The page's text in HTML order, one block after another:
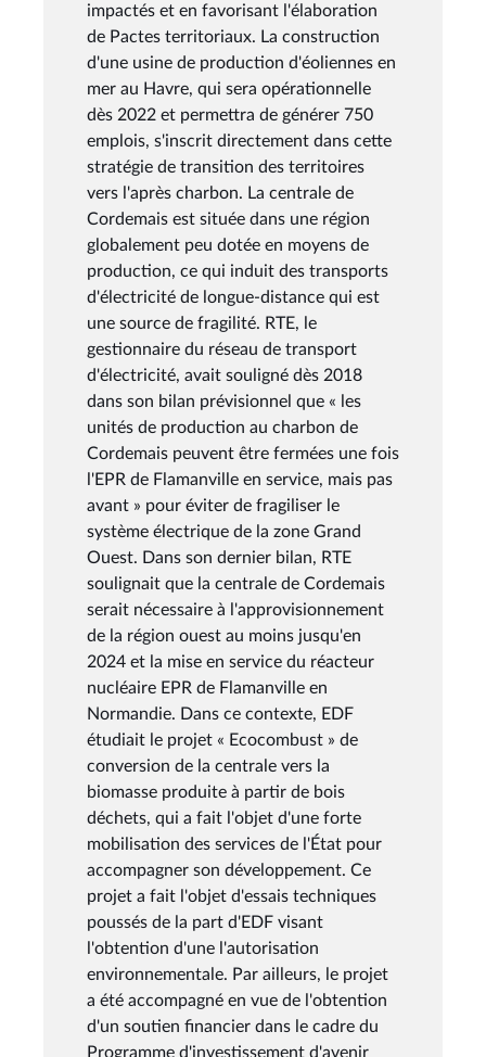
impactés et en favorisant l'élaboration
de Pactes territoriaux. La construction
d'une usine de production d'éoliennes en
mer au Havre, qui sera opérationnelle
dès 2022 et permettra de générer 750
emplois, s'inscrit directement dans cette
stratégie de transition des territoires
vers l'après charbon. La centrale de
Cordemais est située dans une région
globalement peu dotée en moyens de
production, ce qui induit des transports
d'électricité de longue-distance qui est
une source de fragilité. RTE, le
gestionnaire du réseau de transport
d'électricité, avait souligné dès 2018
dans son bilan prévisionnel que « les
unités de production au charbon de
Cordemais peuvent être fermées une fois
l'EPR de Flamanville en service, mais pas
avant » pour éviter de fragiliser le
système électrique de la zone Grand
Ouest. Dans son dernier bilan, RTE
soulignait que la centrale de Cordemais
serait nécessaire à l'approvisionnement
de la région ouest au moins jusqu'en
2024 et la mise en service du réacteur
nucléaire EPR de Flamanville en
Normandie. Dans ce contexte, EDF
étudiait le projet « Ecocombust » de
conversion de la centrale vers la
biomasse produite à partir de bois
déchets, qui a fait l'objet d'une forte
mobilisation des services de l'État pour
accompagner son développement. Ce
projet a fait l'objet d'essais techniques
poussés de la part d'EDF visant
l'obtention d'une l'autorisation
environnementale. Par ailleurs, le projet
a été accompagné en vue de l'obtention
d'un soutien financier dans le cadre du
Programme d'investissement d'avenir